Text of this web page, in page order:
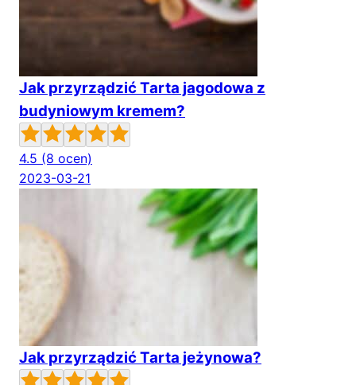
Jak przyrządzić Tarta jagodowa z
budyniowym kremem?
4.5 (8 ocen)
2023-03-21
Jak przyrządzić Tarta jeżynowa?